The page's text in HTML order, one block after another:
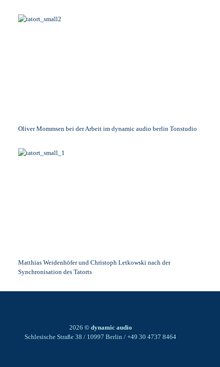
Oliver Mommsen bei der Arbeit im dynamic audio berlin Tonstudio
Matthias Weidenhöfer und Christoph Letkowski nach der
Synchronisation des Tatorts
2026 © dynamic audio
Schlesische Straße 38 / 10997 Berlin / +49 30 4737 8464